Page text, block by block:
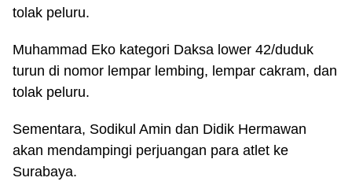
tolak peluru.
Muhammad Eko kategori Daksa lower 42/duduk
turun di nomor lempar lembing, lempar cakram, dan
tolak peluru.
Sementara, Sodikul Amin dan Didik Hermawan
akan mendampingi perjuangan para atlet ke
Surabaya.